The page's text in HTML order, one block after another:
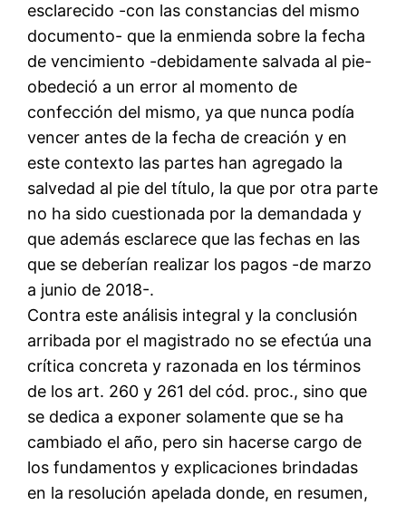
esclarecido -con las constancias del mismo
documento- que la enmienda sobre la fecha
de vencimiento -debidamente salvada al pie-
obedeció a un error al momento de
confección del mismo, ya que nunca podía
vencer antes de la fecha de creación y en
este contexto las partes han agregado la
salvedad al pie del título, la que por otra parte
no ha sido cuestionada por la demandada y
que además esclarece que las fechas en las
que se deberían realizar los pagos -de marzo
a junio de 2018-.
Contra este análisis integral y la conclusión
arribada por el magistrado no se efectúa una
crítica concreta y razonada en los términos
de los art. 260 y 261 del cód. proc., sino que
se dedica a exponer solamente que se ha
cambiado el año, pero sin hacerse cargo de
los fundamentos y explicaciones brindadas
en la resolución apelada donde, en resumen,